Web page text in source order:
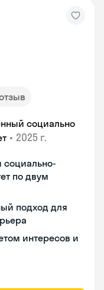
социально
• 2025 г.
социально-
по двум
подход для
интересов и